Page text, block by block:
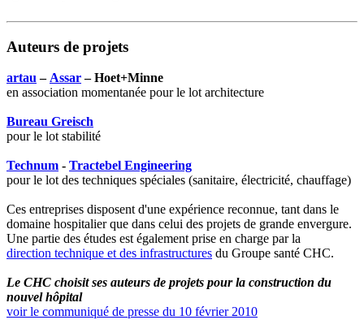
Auteurs de projets
artau – Assar– Hoet+Minne
en association momentanée pour le lot architecture
Bureau Greisch
pour le lot stabilité
Technum - Tractebel Engineering
pour le lot des techniques spéciales (sanitaire, électricité, chauffage)
Ces entreprises disposent d'une expérience reconnue, tant dans le
domaine hospitalier que dans celui des projets de grande envergure.
Une partie des études est également prise en charge par la
direction technique et des infrastructures du Groupe santé CHC.
Le CHC choisit ses auteurs de projets pour la construction du
nouvel hôpital
voir le communiqué de presse du 10 février 2010